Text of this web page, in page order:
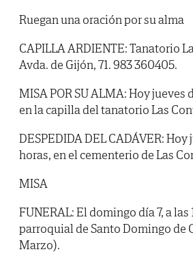
Ruegan una oración por su alma
CAPILLA ARDIENTE: Tanatorio
Avda. de Gijón, 71. 983 360405.
MISA POR SU ALMA: Hoy jueves
en la capilla del tanatorio Las
DESPEDIDA DEL CADÁVER: Hoy
horas, en el cementerio de Las
MISA
FUNERAL: El domingo día 7, a
parroquial de Santo Domingo de
Marzo).